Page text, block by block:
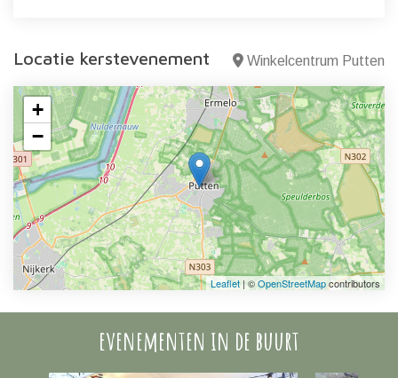
Locatie kerstevenement Winkelcentrum Putten
+
−
Leaflet| ©OpenStreetMapcontributors
evenementen in de buurt